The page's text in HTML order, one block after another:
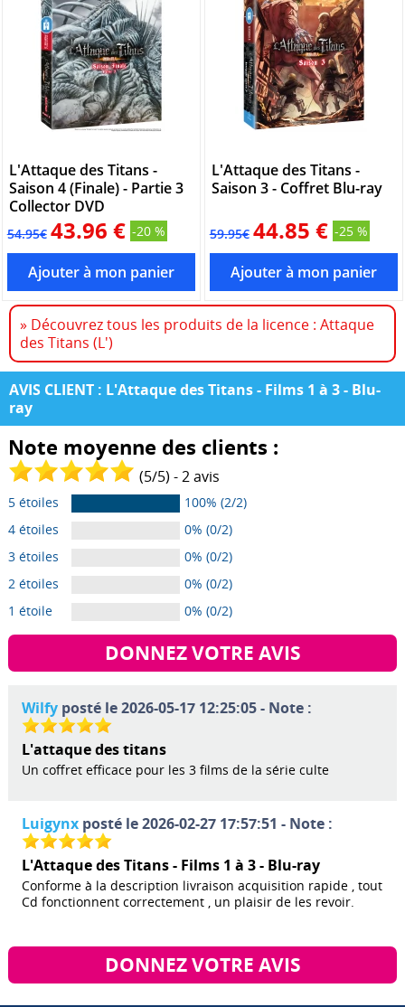
L'Attaque des Titans -
Saison 4 (Finale) - Partie 3
Collector DVD
54.95€ 43.96 € -20 %
L'Attaque des Titans -
Saison 3 - Coffret Blu-ray
59.95€ 44.85 € -25 %
» Découvrez tous les produits de la licence : Attaque
des Titans (L')
AVIS CLIENT : L'Attaque des Titans - Films 1 à 3 - Blu-
ray
Note moyenne des clients :
(5/5) -2avis
5 étoiles
100% (2/2)
4 étoiles
0% (0/2)
3 étoiles
0% (0/2)
2 étoiles
0% (0/2)
1 étoile
0% (0/2)
DONNEZ VOTRE AVIS
Wilfyposté le 2026-05-17 12:25:05 - Note :
L'attaque des titans
Un coffret efficace pour les 3 films de la série culte
Luigynxposté le 2026-02-27 17:57:51 - Note :
L'Attaque des Titans - Films 1 à 3 - Blu-ray
Conforme à la description livraison acquisition rapide , tout
Cd fonctionnent correctement , un plaisir de les revoir.
DONNEZ VOTRE AVIS